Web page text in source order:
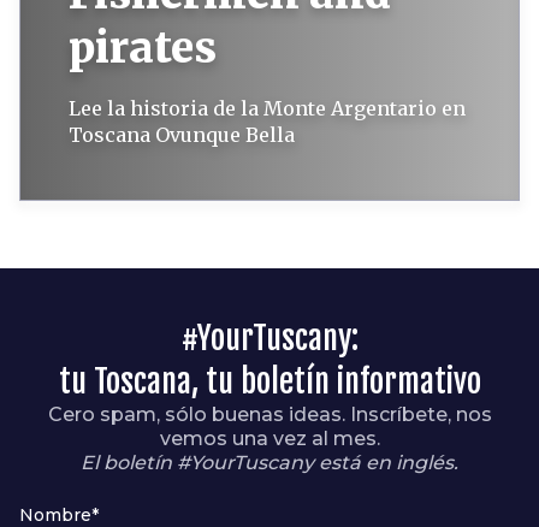
pirates
Lee la historia de la Monte Argentario en
Toscana Ovunque Bella
#YourTuscany:
tu Toscana, tu boletín informativo
Cero spam, sólo buenas ideas. Inscríbete, nos
vemos una vez al mes.
El boletín #YourTuscany está en inglés.
Nombre*